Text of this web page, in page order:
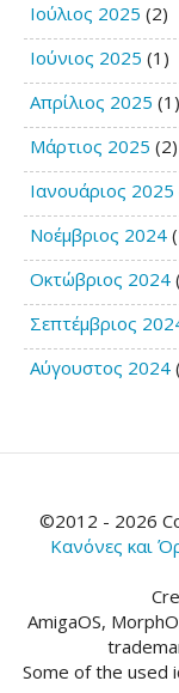
Ιούλιος 2025 (2)
Ιούνιος 2025 (1)
Απρίλιος 2025 (1)
Μάρτιος 2025 (2)
Ιανουάριος 2025
Νοέμβριος 2024
Οκτώβριος 2024
Σεπτέμβριος
Αύγουστος 2024
©2012 - 2026
Κανόνες και
AmigaOS,
Some of the used